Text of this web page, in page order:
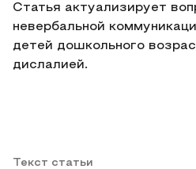
Статья актуализирует
невербальной
детей дошкольного
дислалией.
Текст статьи